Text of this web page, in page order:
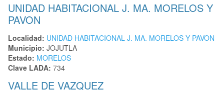
UNIDAD HABITACIONAL J. MA. MORELOS Y
PAVON
Localidad: UNIDAD HABITACIONAL J. MA. MORELOS Y PAVON
Municipio: JOJUTLA
Estado: MORELOS
Clave LADA: 734
VALLE DE VAZQUEZ